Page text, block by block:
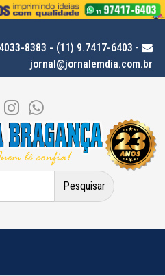
8383 - (11) 9.7417-6403 -
jornal@jornalemdia.com.br